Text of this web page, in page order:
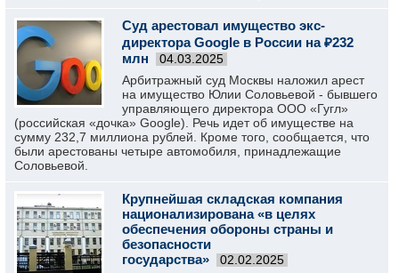
Суд арестовал имущество экс-
директора Google в России на ₽232
млн
04.03.2025
Арбитражный суд Москвы наложил арест
на имущество Юлии Соловьевой - бывшего
управляющего директора ООО «Гугл»
(российская «дочка» Google). Речь идет об имуществе на
сумму 232,7 миллиона рублей. Кроме того, сообщается, что
были арестованы четыре автомобиля, принадлежащие
Соловьевой.
Крупнейшая складская компания
национализирована «в целях
обеспечения обороны страны и
безопасности
государства»
02.02.2025